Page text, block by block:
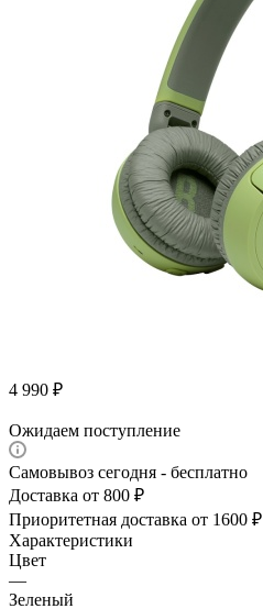
4 990 ₽
Ожидаем поступление
Самовывоз сегодня - бесплатно
Доставка от 800 ₽
Приоритетная доставка от 1600 ₽
Характеристики
Цвет
—
Зеленый